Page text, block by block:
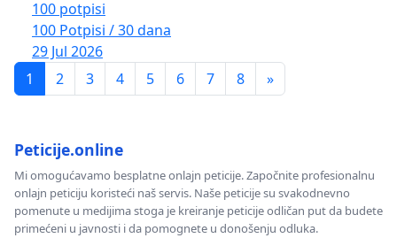
100 potpisi
100 Potpisi / 30 dana
29 Jul 2026
1
2 3 4 5 6 7 8 »
Peticije.online
Mi omogućavamo besplatne onlajn peticije. Započnite profesionalnu
onlajn peticiju koristeći naš servis. Naše peticije su svakodnevno
pomenute u medijima stoga je kreiranje peticije odličan put da budete
primećeni u javnosti i da pomognete u donošenju odluka.